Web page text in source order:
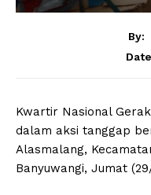
By:
Kwartir Nasional
dalam aksi tanggap
Alasmalang,
Banyuwangi, Jumat